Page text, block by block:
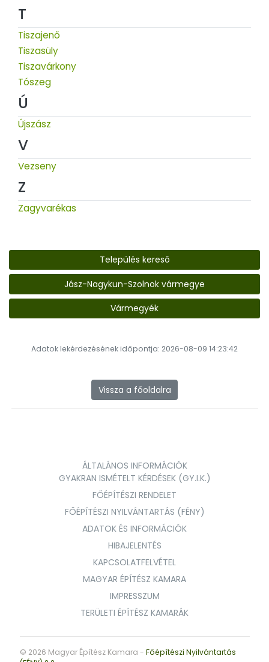
T
Tiszajenő
Tiszasüly
Tiszavárkony
Tószeg
Ú
Újszász
V
Vezseny
Z
Zagyvarékas
Település kereső
Jász-Nagykun-Szolnok vármegye
Vármegyék
Adatok lekérdezésének időpontja: 2026-08-09 14:23:42
Vissza a főoldalra
ÁLTALÁNOS INFORMÁCIÓK
GYAKRAN ISMÉTELT KÉRDÉSEK (GY.I.K.)
FŐÉPÍTÉSZI RENDELET
FŐÉPÍTÉSZI NYILVÁNTARTÁS (FÉNY)
ADATOK ÉS INFORMÁCIÓK
HIBAJELENTÉS
KAPCSOLATFELVÉTEL
MAGYAR ÉPÍTÉSZ KAMARA
IMPRESSZUM
TERÜLETI ÉPÍTÉSZ KAMARÁK
© 2026 Magyar Építész Kamara - Főépítészi Nyilvántartás